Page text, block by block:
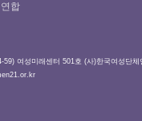
합
여성미래센터 501호 (사)한국여성단체